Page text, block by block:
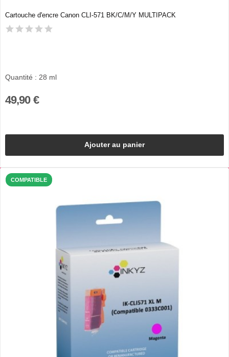
Cartouche d'encre Canon CLI-571 BK/C/M/Y MULTIPACK
Quantité : 28 ml
49,90 €
Ajouter au panier
COMPATIBLE